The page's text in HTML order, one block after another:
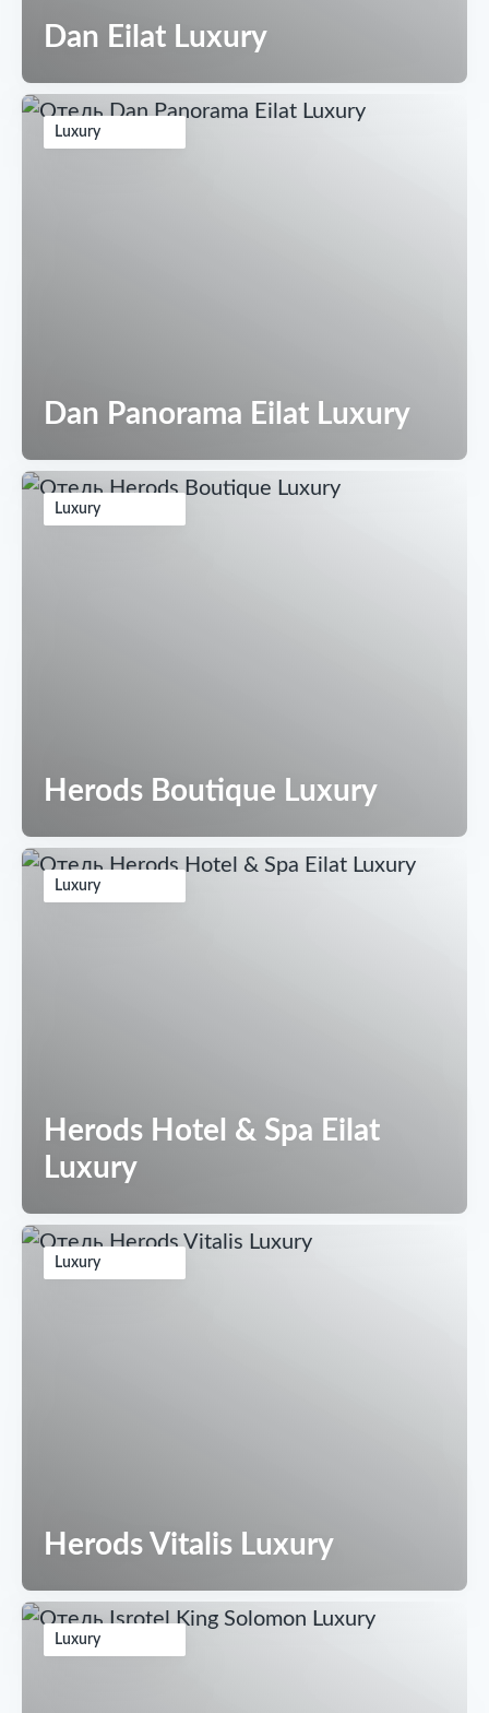
Dan Eilat Luxury
Luxury
Dan Panorama Eilat Luxury
Luxury
Herods Boutique Luxury
Luxury
Herods Hotel & Spa Eilat
Luxury
Luxury
Herods Vitalis Luxury
Luxury